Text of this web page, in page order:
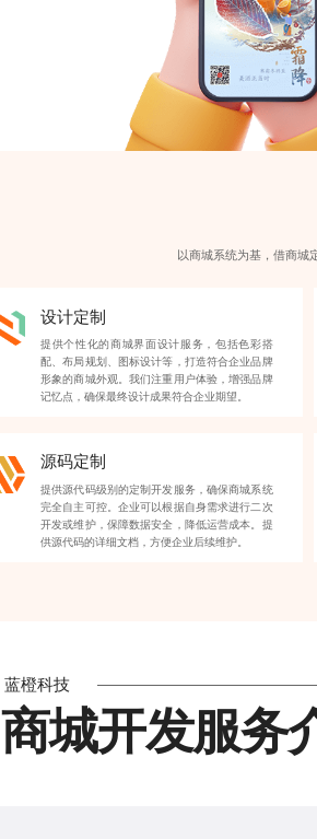
以商城系统为基，借商城
设计定制
提供个性化的商城界面设计服务，包括色彩搭
配、布局规划、图标设计等，打造符合企业品牌
形象的商城外观。我们注重用户体验，增强品牌
记忆点，确保最终设计成果符合企业期望。
源码定制
提供源代码级别的定制开发服务，确保商城系统
完全自主可控。企业可以根据自身需求进行二次
开发或维护，保障数据安全，降低运营成本。提
供源代码的详细文档，方便企业后续维护。
蓝橙科技
商城开发服务